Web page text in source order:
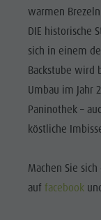
Wellness
Familie & Kinder
Info A-Z
Paragleiten
Ballonfahren
Rafting &
Reiten
Tennis
Schwimmen
Wetter
Kontakt
Newsletter
Katalogservice
Ortstaxe
Urlaub mit Hund
Kronplatz
Trainingslager
warmen
DIE historische
sich in einem
Backstube wird
Umbau im Jahr
Paninothek –
köstliche
Machen Sie
auf facebook